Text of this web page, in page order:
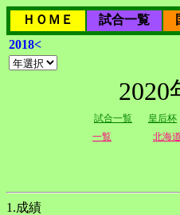
ＨＯＭＥ 試合一覧
2018<
試合一覧 皇后杯
一覧
北海道
1.成績